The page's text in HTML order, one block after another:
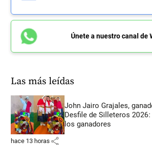
Únete a nuestro canal de
Las más leídas
John Jairo Grajales,
Desfile de Silleteros
los ganadores
hace 13 horas share